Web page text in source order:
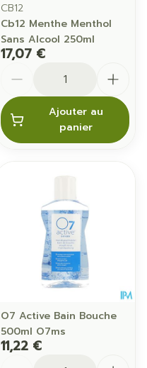
CB12
Cb12 Menthe Menthol
Sans Alcool 250ml
17,07 €
Ajouter au
panier
O7 Active Bain Bouche
500ml O7ms
11,22 €